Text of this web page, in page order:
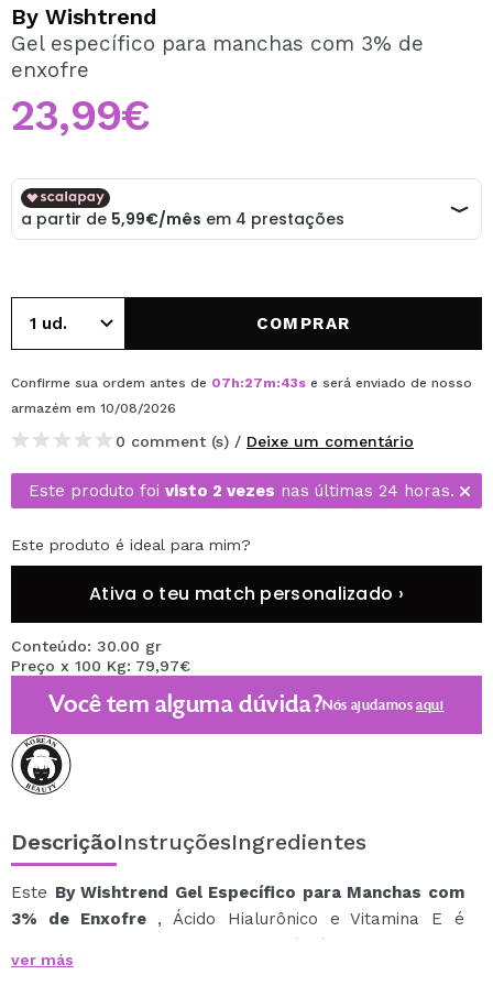
Ao criar uma conta no Maquibeauty.pt pode fazer as suas
compras rapidamente, verificar o estado das suas
By Wishtrend
Gel específico para manchas com 3% de
enxofre
23,99€
COMPRAR
Confirme sua ordem antes de 07h:27m:43s e será enviado de nosso
armazém em 10/08/2026
0 comment (s) / Deixe um comentário
Este produto foi visto 2 vezes nas últimas 24 horas.
Este produto é ideal para mim?
Ativa o teu match personalizado ›
Conteúdo: 30.00 gr
Preço x 100 Kg: 79,97€
Você tem alguma dúvida?Nós ajudamosaqui
DescriçãoInstruçõesIngredientes
Este By Wishtrend Gel Específico para Manchas com
3% de Enxofre, Ácido Hialurônico e Vitamina E é
formulado com Enxofre Coloidal (3%), um ingrediente
ativo eficaz que ajuda a controlar o excesso de sebo,
ver más